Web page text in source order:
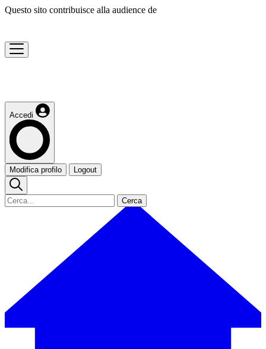
Questo sito contribuisce alla audience de
Accedi
Modifica profilo Logout
Cerca